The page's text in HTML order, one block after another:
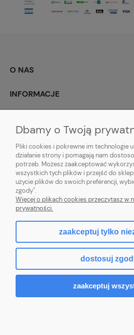
O NAS
INFORMACJE
POMOC
Hurtownia kosmetyczna Zby-Mal | ul.
Wlkp. | NIP: 5992806699 | Tel.698 35
Sklep internetowy
Dbamy o Twoją
Pliki cookies i pokrewne im technologie
działanie strony i pomagają nam
potrzeb. Możesz zaakceptować
wszystkich tych plików i przejść do
użycie plików do swoich preferencji,
zgody".
Więcej o plikach cookies przeczytasz w
prywatności.
zaakceptuj tylko
dostosuj
zaakceptuj